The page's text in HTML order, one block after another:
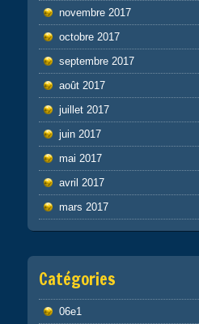
novembre 2017
octobre 2017
septembre 2017
août 2017
juillet 2017
juin 2017
mai 2017
avril 2017
mars 2017
Catégories
06e1